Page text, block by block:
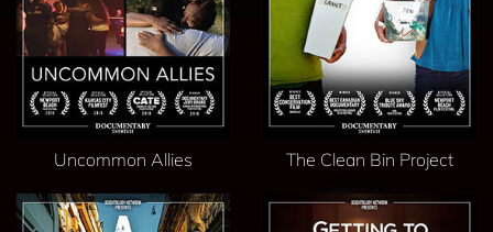
Uncommon Allies The Clean Bin Project